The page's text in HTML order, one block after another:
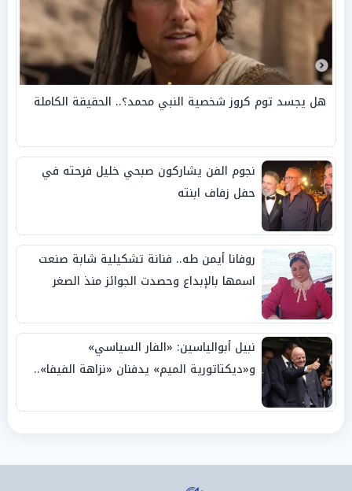
هل يجسد توم كروز شخصية النبي محمد؟.. الحقيقة الكاملة
نجوم الفن يشاركون صبحي خليل فرحته في
حفل زفاف ابنته
روفانا أيمن طه.. فنانة تشكيلية شابة صنعت
اسمها بالإبداع وحصدت الجوائز منذ الصغر
نبيل أبوالياسين: «الفار السياسي»
و«ديكتاتورية الميم» يدفنان «نزاهة الفيفا»..